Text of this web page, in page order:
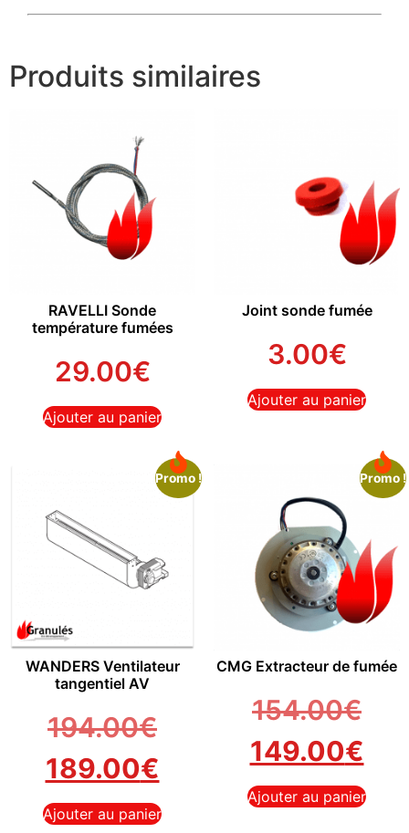
Produits similaires
RAVELLI Sonde
température fumées
29.00€
Ajouter au panier
Joint sonde fumée
3.00€
Ajouter au panier
Promo !
WANDERS Ventilateur
tangentiel AV
194.00€
189.00€
Ajouter au panier
Promo !
CMG Extracteur de fumée
154.00€
149.00€
Ajouter au panier